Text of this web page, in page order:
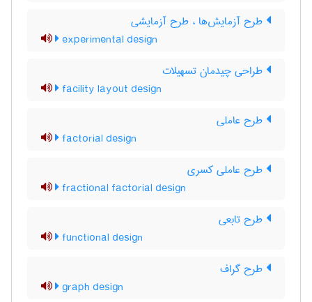
طرح آزمایش‌ها ، طرح آزمایشی
experimental design
طراحی چیدمان تسهیلات
facility layout design
طرح عاملی
factorial design
طرح عاملی کسری
fractional factorial design
طرح تابعی
functional design
طرح گراف
graph design